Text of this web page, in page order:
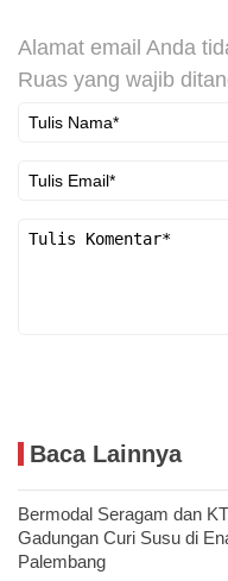
Alamat email Anda
Ruas yang wajib
Baca Lainnya
Bermodal Seragam dan
Gadungan Curi Susu di
Palembang